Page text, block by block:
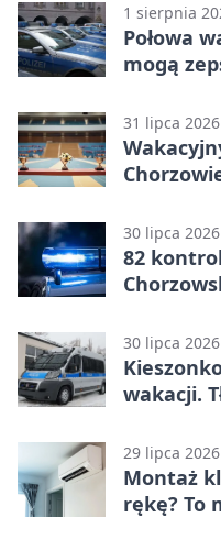
1 sierpnia
Połowa
mogą
31 lipca 2026
30 lipca 2026
82
30 lipca 2026
wakacji.
29 lipca 2026
Montaż
rękę? To